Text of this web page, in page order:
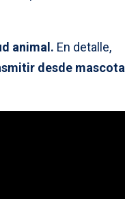
animal. En detalle,
desde